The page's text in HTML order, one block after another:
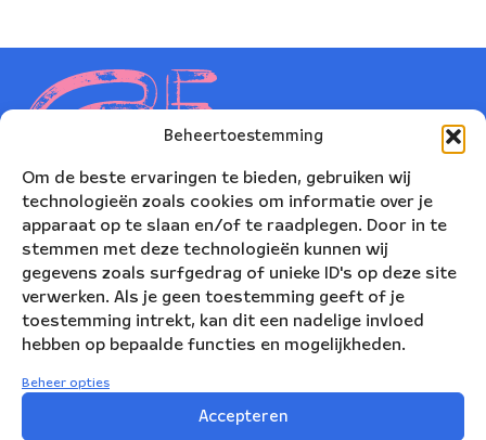
Beheertoestemming
Om de beste ervaringen te bieden, gebruiken wij
technologieën zoals cookies om informatie over je
apparaat op te slaan en/of te raadplegen. Door in te
stemmen met deze technologieën kunnen wij
gegevens zoals surfgedrag of unieke ID's op deze site
verwerken. Als je geen toestemming geeft of je
toestemming intrekt, kan dit een nadelige invloed
hebben op bepaalde functies en mogelijkheden.
Beheer opties
Accepteren
Nederlands Blazers Ensemble
Korte Leidsedwarsstraat 12